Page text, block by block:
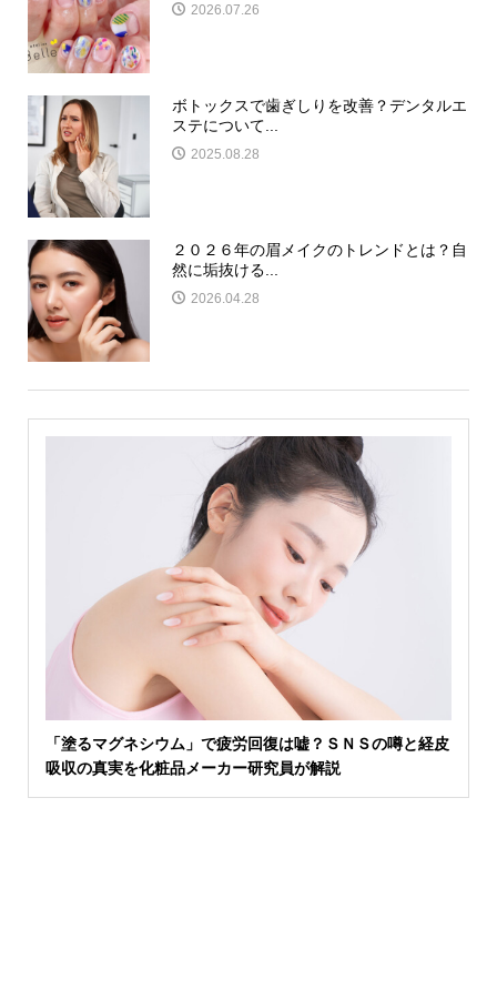
2026.07.26
ボトックスで歯ぎしりを改善？デンタルエ
ステについて...
2025.08.28
２０２６年の眉メイクのトレンドとは？自
然に垢抜ける...
2026.04.28
「塗るマグネシウム」で疲労回復は嘘？ＳＮＳの噂と経皮
吸収の真実を化粧品メーカー研究員が解説